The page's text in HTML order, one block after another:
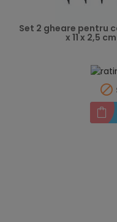
Set 2 gheare pentru
x 11 x 2,5
